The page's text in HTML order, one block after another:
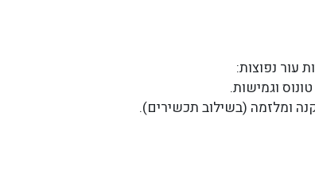
עור נפוצות:
וגמישות.
ומלזמה (בשילוב תכשירים).
וטקסטורת עור חלקה.